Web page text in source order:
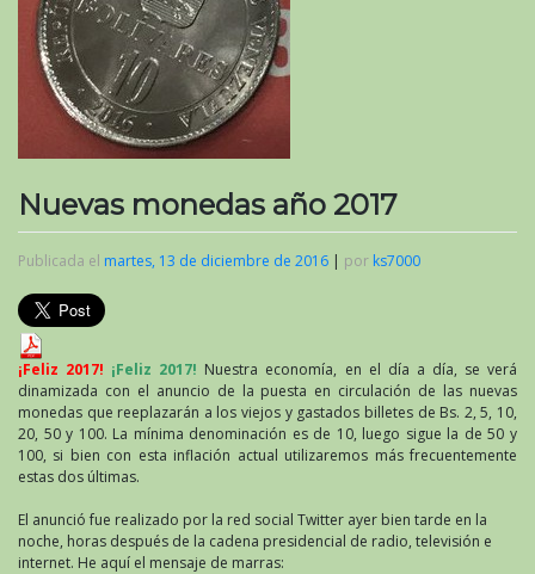
Nuevas monedas año 2017
Publicada el martes, 13 de diciembre de 2016 | por ks7000
¡Feliz 2017! ¡Feliz 2017! Nuestra economía, en el día a día, se verá
dinamizada con el anuncio de la puesta en circulación de las nuevas
monedas que reeplazarán a los viejos y gastados billetes de Bs. 2, 5, 10,
20, 50 y 100. La mínima denominación es de 10, luego sigue la de 50 y
100, si bien con esta inflación actual utilizaremos más frecuentemente
estas dos últimas.
El anunció fue realizado por la red social Twitter ayer bien tarde en la
noche, horas después de la cadena presidencial de radio, televisión e
internet. He aquí el mensaje de marras: